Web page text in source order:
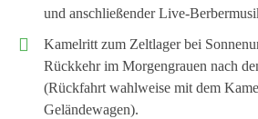
und anschließender Live-
Kamelritt zum Zeltlager bei
Rückkehr im Morgengrauen nach
(Rückfahrt wahlweise mit dem
Geländewagen).